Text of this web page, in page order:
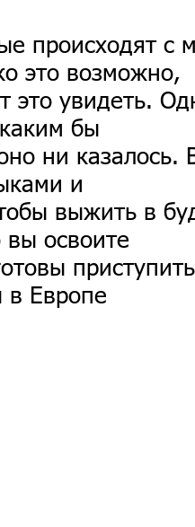
происходят с
это возможно,
это увидеть.
бы
ни
и
выжить в
освоите
в Европе